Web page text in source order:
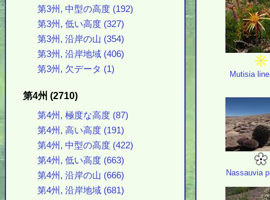
第3州, 中型の高度 (192)
第3州, 低い高度 (327)
第3州, 沿岸の山 (354)
第3州, 沿岸地域 (406)
第3州, 欠データ (1)
第4州 (2710)
第4州, 極度な高度 (87)
第4州, 高い高度 (191)
第4州, 中型の高度 (422)
第4州, 低い高度 (663)
第4州, 沿岸の山 (666)
第4州, 沿岸地域 (681)
Mutisia
Nassauvia